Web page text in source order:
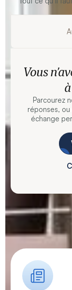
Vous
Parcourez
réponses,
échange